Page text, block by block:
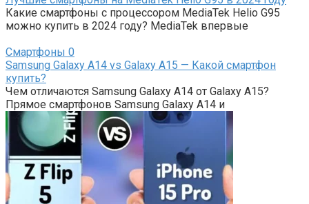
Какие смартфоны с процессором MediaTek Helio G95
можно купить в 2024 году? MediaTek впервые
Смартфоны 0
Samsung Galaxy A14 vs Galaxy A15 — Какой смартфон
купить?
Чем отличаются Samsung Galaxy A14 от Galaxy A15?
Прямое смартфонов Samsung Galaxy A14 и